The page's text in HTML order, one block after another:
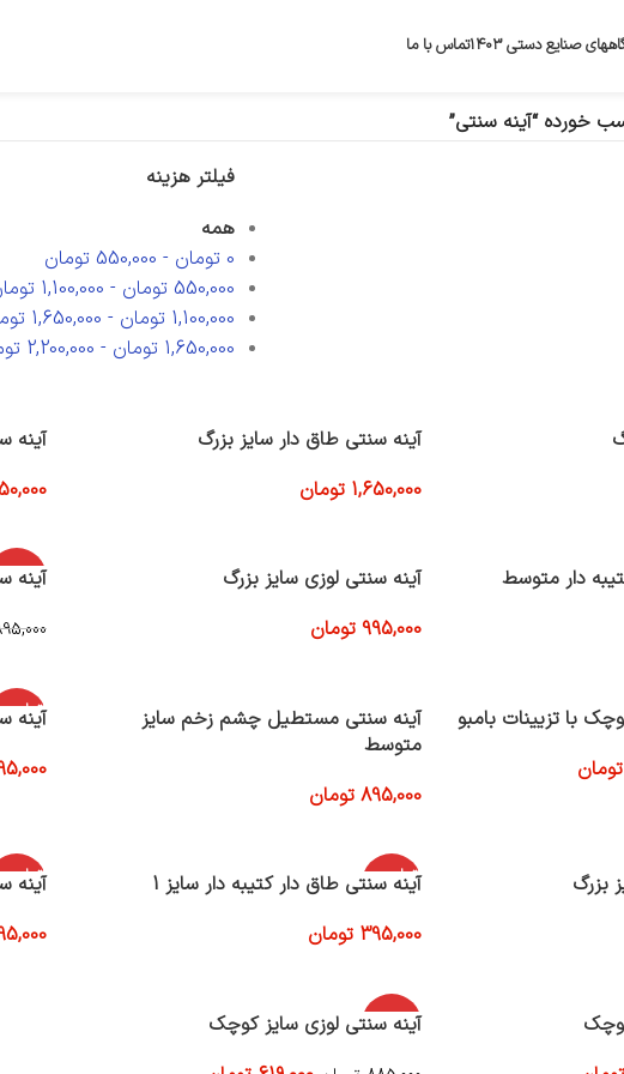
صنایع دستی ۱۴۰۳ تماس با ما
خورده “آینه سنتی”
فیلتر هزینه
همه
0 تومان -
550,000 تومان
550,000 تومان -
1,100,000
1,100,000 تومان -
1,650,000
1,650,000 تومان -
2,200,000
آینه سنتی طاق دار سایز بزرگ
1,650,000 تومان
آینه
دار متوسط
آینه سنتی لوزی سایز بزرگ
995,000 تومان
-30%
آینه
با تزیینات بامبو
تومان
آینه سنتی مستطیل چشم زخم سایز
متوسط
895,000 تومان
اتمام
ودی
آینه
بزرگ
اتمام موج
ودی
آینه سنتی طاق دار کتیبه دار سایز 1
395,000 تومان
اتمام
ودی
آینه
-30%
آینه سنتی لوزی سایز کوچک